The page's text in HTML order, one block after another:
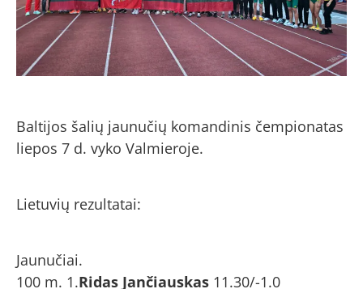
Baltijos šalių jaunučių komandinis čempionatas
liepos 7 d. vyko Valmieroje.
Lietuvių rezultatai:
Jaunučiai.
100 m. 1.Ridas Jančiauskas 11.30/-1.0